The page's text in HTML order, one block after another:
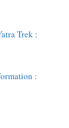
Trek :
: